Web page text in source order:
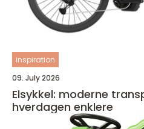
inspiration
09. July 2026
Elsykkel: moderne
hverdagen enklere